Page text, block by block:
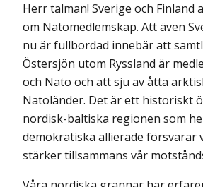
Herr talman! Sverige och Finland
om Natomedlemskap. Att även
nu är fullbordad innebär att
Östersjön utom Ryssland är
och Nato och att sju av åtta
Natoländer. Det är ett historiskt
nordisk-baltiska regionen som
demokratiska allierade försvarar
stärker tillsammans vår